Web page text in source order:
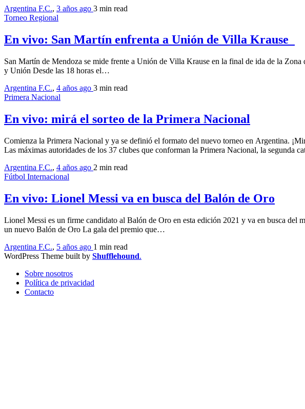
Argentina F.C., 3 años ago 3 min read
Torneo Regional
En vivo: San Martín enfrenta a Unión de Villa Krause
San Martín de Mendoza se mide frente a Unión de Villa Krause en la final de ida de la
y Unión Desde las 18 horas el…
Argentina F.C., 4 años ago 3 min read
Primera Nacional
En vivo: mirá el sorteo de la Primera Nacional
Comienza la Primera Nacional y ya se definió el formato del nuevo torneo en Argentina.
Las máximas autoridades de los 37 clubes que conforman la Primera Nacional, la segunda
Argentina F.C., 4 años ago 2 min read
Fútbol Internacional
En vivo: Lionel Messi va en busca del Balón de Oro
Lionel Messi es un firme candidato al Balón de Oro en esta edición 2021 y va en busca
un nuevo Balón de Oro La gala del premio que…
Argentina F.C., 5 años ago 1 min read
WordPress Theme built by Shufflehound.
Sobre nosotros
Política de privacidad
Contacto